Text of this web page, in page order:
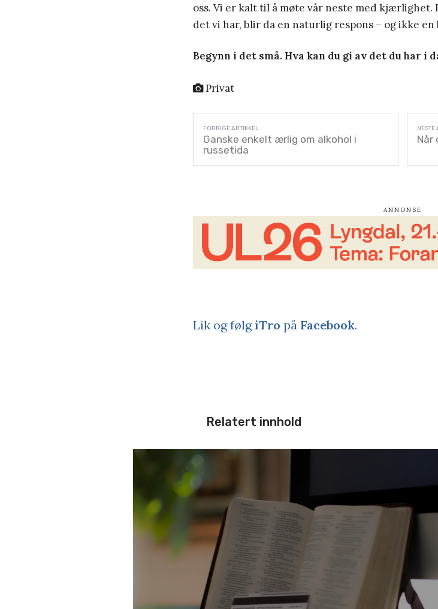
oss. Vi er kalt til å møte vår neste med kjærlighet.
det vi har, blir da en naturlig respons – og ikke en
Begynn i det små. Hva kan du gi av det du har i
Privat
Ganske enkelt ærlig om alkohol i
russetida
Når
Lik og følgiTro på Facebook.
Relatert innhold